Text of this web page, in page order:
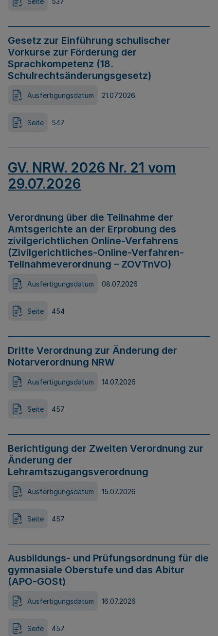
Gesetz zur Einführung schulischer
Vorkurse zur Förderung der
Sprachkompetenz (18.
Schulrechtsänderungsgesetz)
Ausfertigungsdatum 21.07.2026
Seite 547
GV. NRW. 2026 Nr. 21 vom
29.07.2026
Verordnung über die Teilnahme der
Amtsgerichte an der Erprobung des
zivilgerichtlichen Online-Verfahrens
(Zivilgerichtliches-Online-Verfahren-
Teilnahmeverordnung – ZOVTnVO)
Ausfertigungsdatum 08.07.2026
Seite 454
Dritte Verordnung zur Änderung der
Notarverordnung NRW
Ausfertigungsdatum 14.07.2026
Seite 457
Berichtigung der Zweiten Verordnung zur
Änderung der
Lehramtszugangsverordnung
Ausfertigungsdatum 15.07.2026
Seite 457
Ausbildungs- und Prüfungsordnung für die
gymnasiale Oberstufe und das Abitur
(APO-GOSt)
Ausfertigungsdatum 16.07.2026
Seite 457